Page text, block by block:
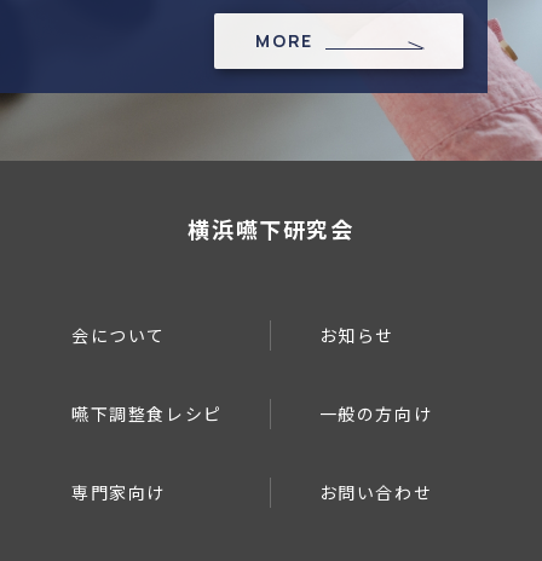
MORE
横浜嚥下研究会
会について お知らせ
嚥下調整食レシピ 一般の方向け
専門家向け お問い合わせ